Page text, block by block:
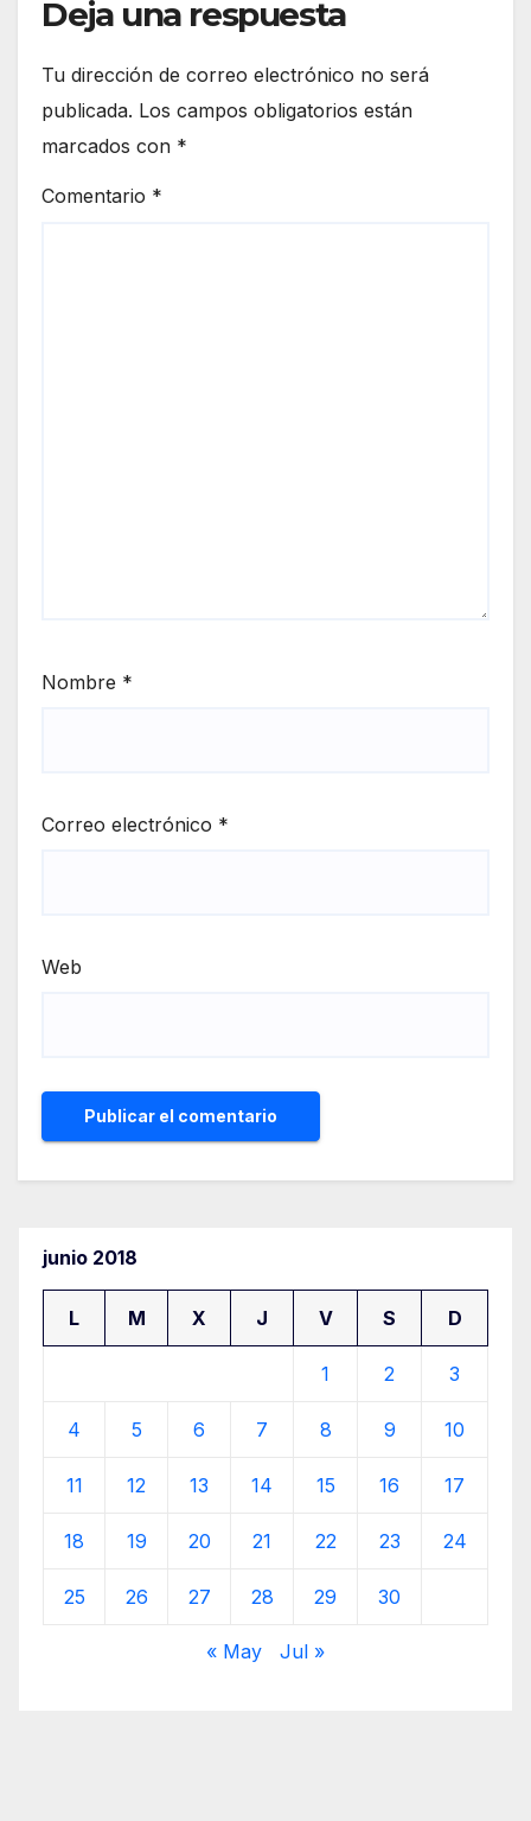
Deja una respuesta
Tu dirección de correo electrónico no será
publicada. Los campos obligatorios están
marcados con *
Comentario *
Nombre *
Correo electrónico *
Web
junio 2018
L M X J V S D
1 2 3
4 5 6 7 8 9 10
11 12 13 14 15 16 17
18 19 20 21 22 23 24
25 26 27 28 29 30
« May Jul »